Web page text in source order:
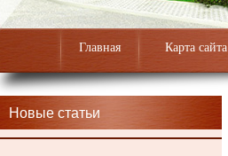
Главная Карта сайта
Новые статьи